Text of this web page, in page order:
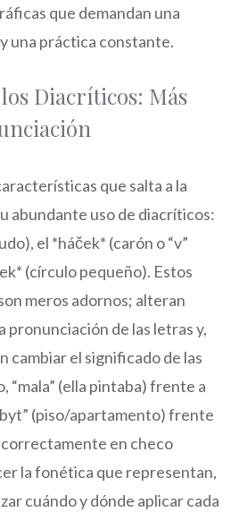
que demandan una
una práctica constante.
Diacríticos: Más
que salta a la
abundante uso de diacríticos:
el *háček* (carón o “v”
(círculo pequeño). Estos
meros adornos; alteran
de las letras y,
cambiar el significado de las
“mala” (ella pintaba) frente a
(piso/apartamento) frente
correctamente en checo
la fonética que representan,
cuándo y dónde aplicar cada